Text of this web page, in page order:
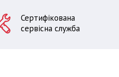
Сертифікована
сервісна служба